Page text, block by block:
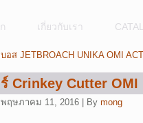
เกี่ยวกับเรา
อส JETBROACH UNIKA OMI
Crinkey Cutter OMI
พฤษภาคม 11, 2016 By mong